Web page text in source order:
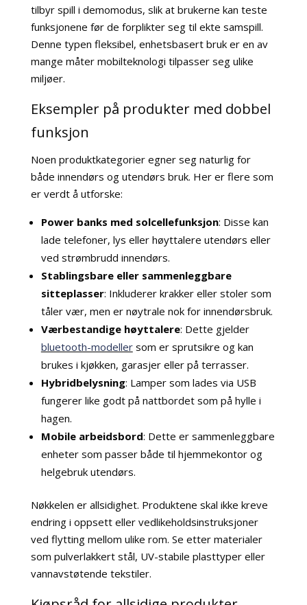
tilbyr spill i demomodus, slik at brukerne kan teste
funksjonene før de forplikter seg til ekte samspill.
Denne typen fleksibel, enhetsbasert bruk er en av
mange måter mobilteknologi tilpasser seg ulike
miljøer.
Eksempler på produkter med dobbel
funksjon
Noen produktkategorier egner seg naturlig for
både innendørs og utendørs bruk. Her er flere som
er verdt å utforske:
Power banks med solcellefunksjon: Disse kan
lade telefoner, lys eller høyttalere utendørs eller
ved strømbrudd innendørs.
Stablingsbare eller sammenleggbare
sitteplasser: Inkluderer krakker eller stoler som
tåler vær, men er nøytrale nok for innendørsbruk.
Værbestandige høyttalere: Dette gjelder
bluetooth-modellersom er sprutsikre og kan
brukes i kjøkken, garasjer eller på terrasser.
Hybridbelysning: Lamper som lades via USB
fungerer like godt på nattbordet som på hylle i
hagen.
Mobile arbeidsbord: Dette er sammenleggbare
enheter som passer både til hjemmekontor og
helgebruk utendørs.
Nøkkelen er allsidighet. Produktene skal ikke kreve
endring i oppsett eller vedlikeholdsinstruksjoner
ved flytting mellom ulike rom. Se etter materialer
som pulverlakkert stål, UV-stabile plasttyper eller
vannavstøtende tekstiler.